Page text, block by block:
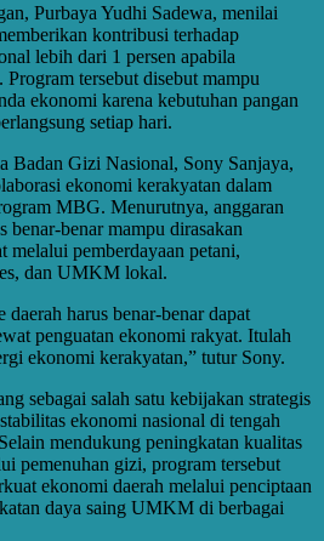
Purbaya Yudhi Sadewa, menilai
kontribusi terhadap
lebih dari 1 persen apabila
tersebut disebut mampu
ekonomi karena kebutuhan pangan
setiap hari.
Badan Gizi Nasional, Sony Sanjaya,
ekonomi kerakyatan dalam
MBG. Menurutnya, anggaran
benar-benar mampu dirasakan
melalui pemberdayaan petani,
dan UMKM lokal.
harus benar-benar dapat
penguatan ekonomi rakyat. Itulah
ekonomi kerakyatan,” tutur Sony.
sebagai salah satu kebijakan strategis
ekonomi nasional di tengah
mendukung peningkatan kualitas
pemenuhan gizi, program tersebut
ekonomi daerah melalui penciptaan
daya saing UMKM di berbagai